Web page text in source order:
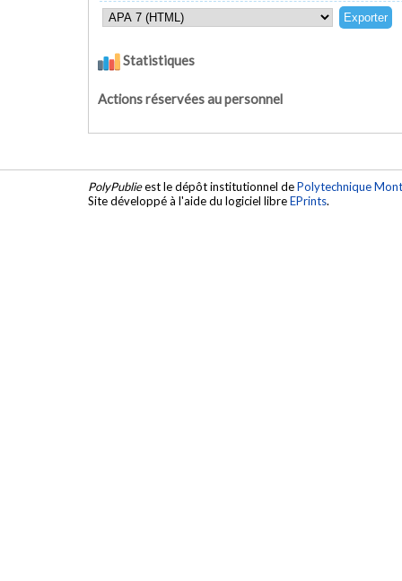
Statistiques
Actions réservées au personnel
PolyPublieest le dépôt institutionnel dePolytechnique
Site développé à l'aide du logiciel libreEPrints.